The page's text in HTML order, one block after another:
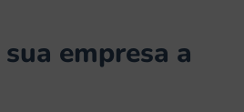
empresa a